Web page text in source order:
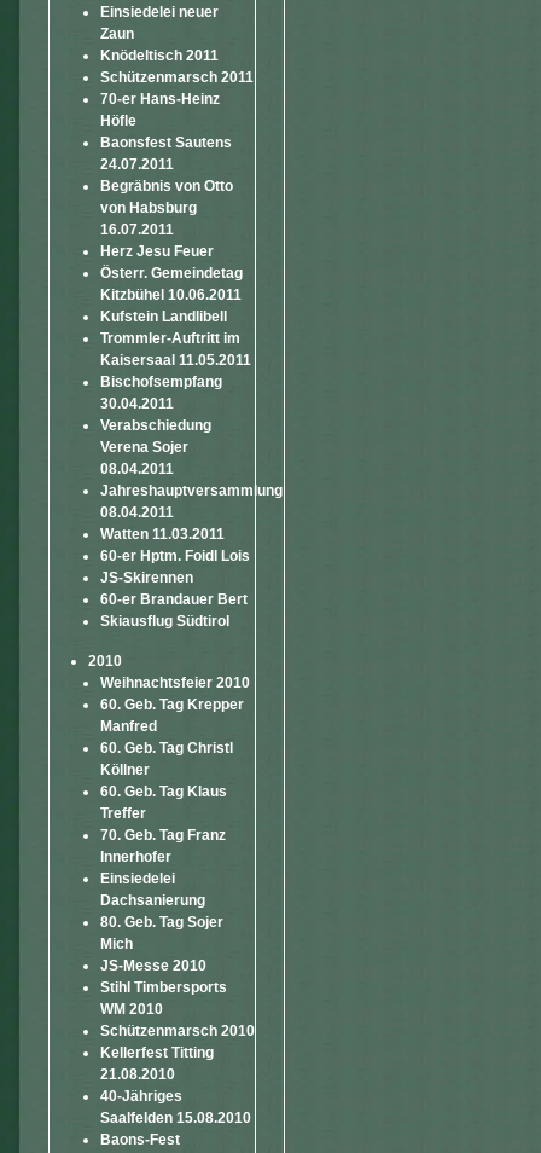
Einsiedelei neuer
Zaun
Knödeltisch 2011
Schützenmarsch 2011
70-er Hans-Heinz
Höfle
Baonsfest Sautens
24.07.2011
Begräbnis von Otto
von Habsburg
16.07.2011
Herz Jesu Feuer
Österr. Gemeindetag
Kitzbühel 10.06.2011
Kufstein Landlibell
Trommler-Auftritt im
Kaisersaal 11.05.2011
Bischofsempfang
30.04.2011
Verabschiedung
Verena Sojer
08.04.2011
Jahreshauptversammlung
08.04.2011
Watten 11.03.2011
60-er Hptm. Foidl Lois
JS-Skirennen
60-er Brandauer Bert
Skiausflug Südtirol
2010
Weihnachtsfeier 2010
60. Geb. Tag Krepper
Manfred
60. Geb. Tag Christl
Köllner
60. Geb. Tag Klaus
Treffer
70. Geb. Tag Franz
Innerhofer
Einsiedelei
Dachsanierung
80. Geb. Tag Sojer
Mich
JS-Messe 2010
Stihl Timbersports
WM 2010
Schützenmarsch 2010
Kellerfest Titting
21.08.2010
40-Jähriges
Saalfelden 15.08.2010
Baons-Fest